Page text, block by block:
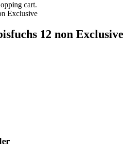
cart.
12 non Exclusive